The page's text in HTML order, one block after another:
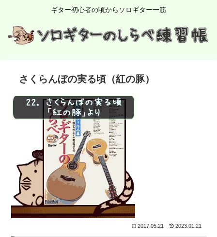
ギター初心者の頃からソロギター一筋
さくらんぼの実る頃（紅の豚）
2017.05.21 2023.01.21